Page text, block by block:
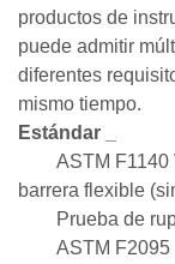
productos de
puede admitir
diferentes
mismo tiempo.
Estándar
ASTM F1140
barrera flexible
Prueba de
ASTM F2095